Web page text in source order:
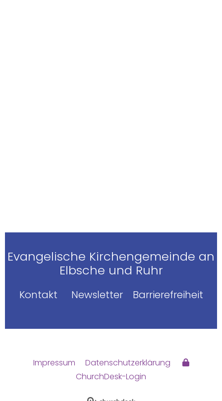
Evangelische Kirchengemeinde an
Elbsche und Ruhr
Kontakt Newsletter Barrierefreiheit
Impressum
Datenschutzerklärung
ChurchDesk-Login